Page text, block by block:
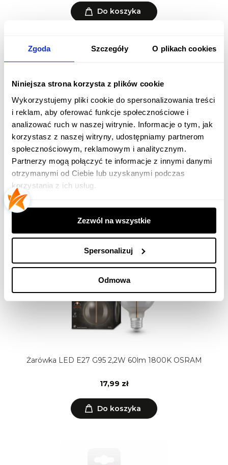
Zgoda Szczegóły O plikach cookies
Niniejsza strona korzysta z plików cookie
Wykorzystujemy pliki cookie do spersonalizowania treści
i reklam, aby oferować funkcje społecznościowe i
analizować ruch w naszej witrynie. Informacje o tym, jak
korzystasz z naszej witryny, udostępniamy partnerom
społecznościowym, reklamowym i analitycznym.
Partnerzy mogą połączyć te informacje z innymi danymi
otrzymanymi od Ciebie lub uzyskanymi podczas
korzystania z ich usług.
Zezwól na wszystkie
Spersonalizuj
Odmowa
Do koszyka
Żarówka Osram LED filament kolorowa 1,6W = 15W E27
żółta
Do koszyka
Żarówka LED E27 G95 2,2W 60lm 1800K OSRAM
17,99 zł
Do koszyka